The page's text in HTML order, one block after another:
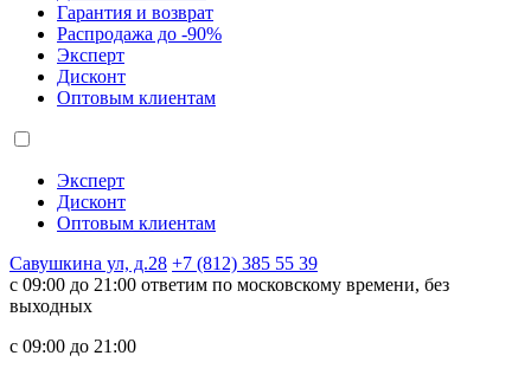
Гарантия и возврат
Распродажа до -90%
Эксперт
Дисконт
Оптовым клиентам
Эксперт
Дисконт
Оптовым клиентам
Савушкина ул, д.28 +7 (812) 385 55 39
c 09:00 до 21:00 ответим по московскому времени, без
выходных
c 09:00 до 21:00